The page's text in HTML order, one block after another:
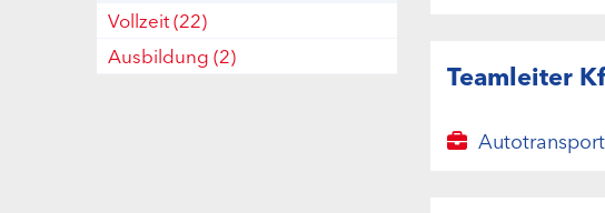
Vollzeit(22)
Ausbildung (2)
Teamleiter